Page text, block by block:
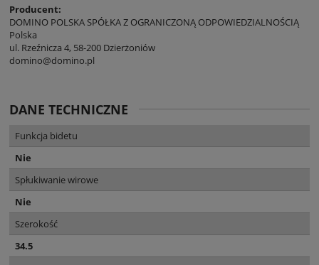
Producent:
DOMINO POLSKA SPÓŁKA Z OGRANICZONĄ ODPOWIEDZIALNOŚCIĄ
Polska
ul. Rzeźnicza 4, 58-200 Dzierżoniów
domino@domino.pl
DANE TECHNICZNE
Funkcja bidetu
Nie
Spłukiwanie wirowe
Nie
Szerokość
34.5